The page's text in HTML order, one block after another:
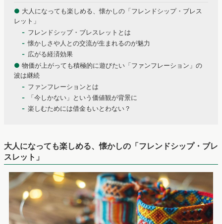
● 大人になっても楽しめる、懐かしの「フレンドシップ・ブレス
レット」
フレンドシップ・ブレスレットとは
懐かしさや人との交流が生まれるのが魅力
広がる経済効果
● 物価が上がっても積極的に遊びたい「ファンフレーション」の
波は継続
ファンフレーションとは
「今しかない」という価値観が背景に
楽しむためには借金もいとわない？
大人になっても楽しめる、懐かしの「フレンドシップ・ブレ
スレット」